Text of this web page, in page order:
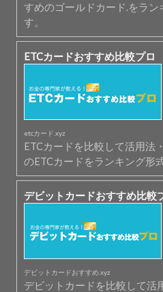
すめのゴールドカード.をラン
す。
ETCカードおすすめ比較プロ
etcカード.xyz
ETCカードを比較して活用法
のETCカードをランキング形
デビットカードおすすめ比較
デビットカードおすすめ.xyz
デビットカードを比較して活